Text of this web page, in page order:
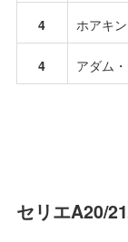
4 ホアキ
4 アダム
セリエA20/